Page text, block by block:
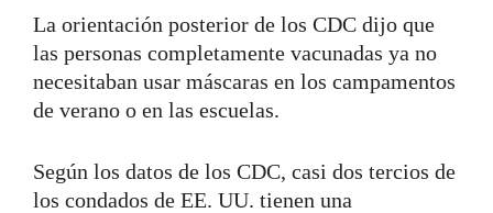
La orientación posterior de los CDC dijo que
las personas completamente vacunadas ya no
necesitaban usar máscaras en los campamentos
de verano o en las escuelas.
Según los datos de los CDC, casi dos tercios de
los condados de EE. UU. tienen una